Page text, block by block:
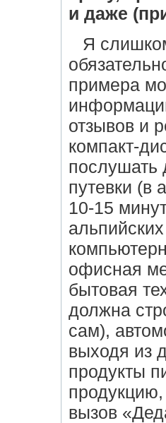
и даже
Я
примера
отзывов и
компакт-
послушать
путевки (в
10-15
офисная
бытовая
должна
сам),
выходя из
продукты
вызов